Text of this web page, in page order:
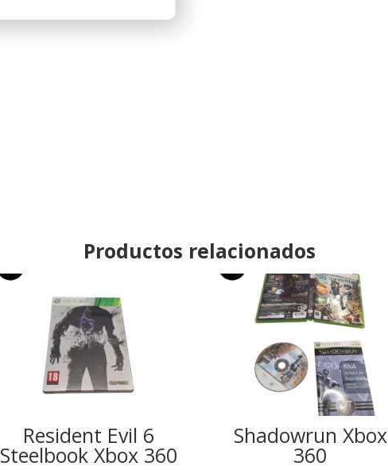
Productos relacionados
Resident Evil 6
Steelbook Xbox 360
Shadowrun Xbox
360